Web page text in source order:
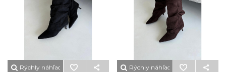
Rýchly náhľad Rýchly náhľad